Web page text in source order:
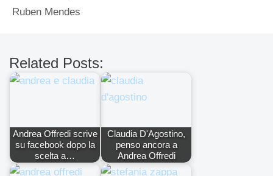
Ruben Mendes
Related Posts:
Andrea Offredi scrive
su facebook dopo la
scelta a…
Claudia D'Agostino,
penso ancora a
Andrea Offredi